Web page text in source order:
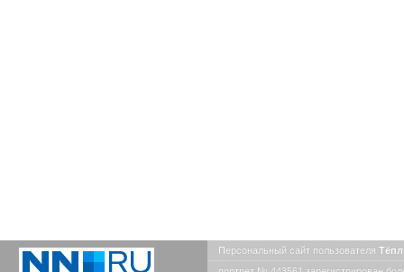
Персональный сайт пользователя